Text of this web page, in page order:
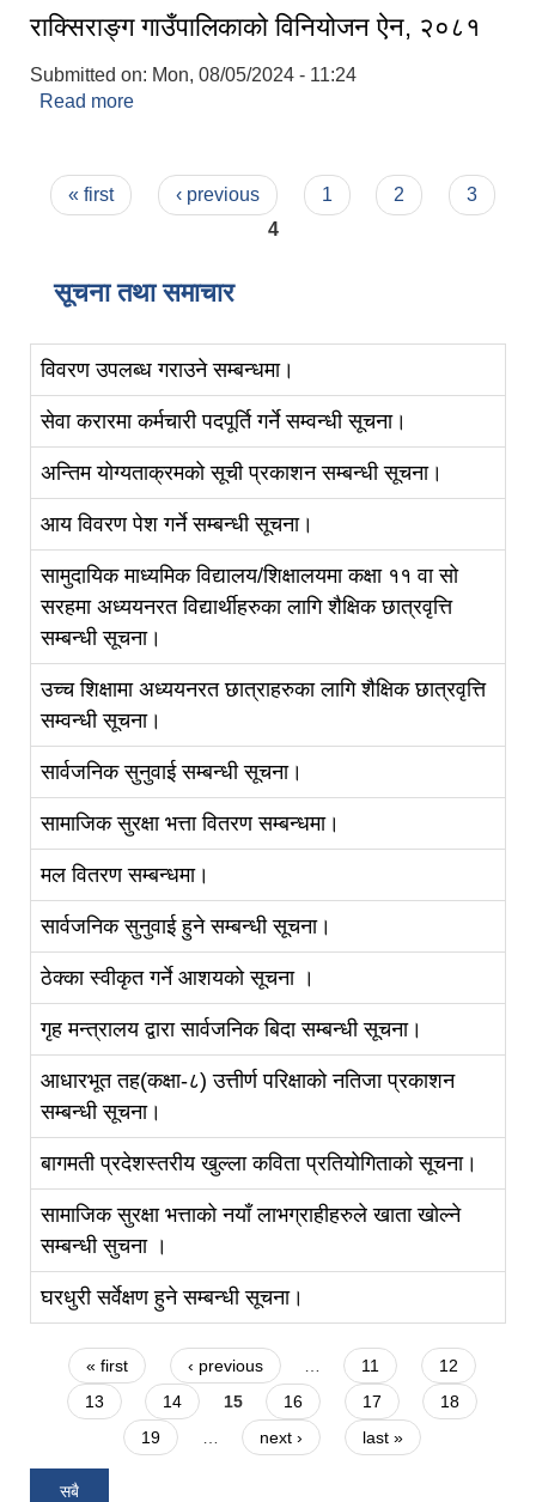
राक्सिराङ्ग गाउँपालिकाको विनियोजन ऐन, २०८१
Submitted on: Mon, 08/05/2024 - 11:24
Read more
Pages
« first ‹ previous 1 2
3
4
सूचना तथा समाचार
विवरण उपलब्ध गराउने सम्बन्धमा।
सेवा करारमा कर्मचारी पदपूर्ति गर्ने सम्वन्धी सूचना।
अन्तिम योग्यताक्रमको सूची प्रकाशन सम्बन्धी सूचना।
आय विवरण पेश गर्ने सम्बन्धी सूचना।
सामुदायिक माध्यमिक विद्यालय/शिक्षालयमा कक्षा ११ वा सो
सरहमा अध्ययनरत विद्यार्थीहरुका लागि शैक्षिक छात्रवृत्ति
सम्बन्धी सूचना।
उच्च शिक्षामा अध्ययनरत छात्राहरुका लागि शैक्षिक छात्रवृत्ति
सम्वन्धी सूचना।
सार्वजनिक सुनुवाई सम्बन्धी सूचना।
सामाजिक सुरक्षा भत्ता वितरण सम्बन्धमा।
मल वितरण सम्बन्धमा।
सार्वजनिक सुनुवाई हुने सम्बन्धी सूचना।
ठेक्का स्वीकृत गर्ने आशयको सूचना ।
गृह मन्त्रालय द्वारा सार्वजनिक बिदा सम्बन्धी सूचना।
आधारभूत तह(कक्षा-८) उत्तीर्ण परिक्षाको नतिजा प्रकाशन
सम्बन्धी सूचना।
बागमती प्रदेशस्तरीय खुल्ला कविता प्रतियोगिताको सूचना।
सामाजिक सुरक्षा भत्ताको नयाँ लाभग्राहीहरुले खाता खोल्ने
सम्बन्धी सुचना ।
घरधुरी सर्वेक्षण हुने सम्बन्धी सूचना।
Pages
« first ‹ previous … 11
12
13
14 15 16 17
18
19
… next › last »
सबै